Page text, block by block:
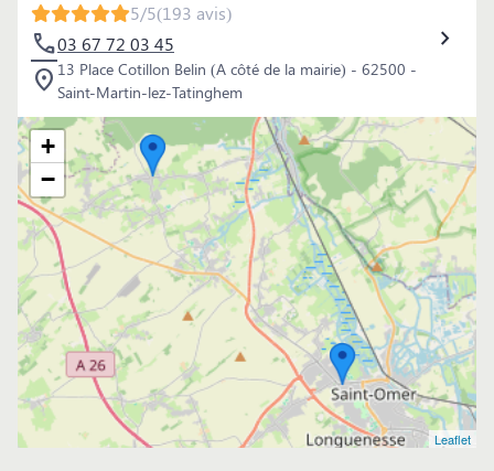
5/5(193 avis)
03 67 72 03 45
13 Place Cotillon Belin (A côté de la mairie) - 62500 -
Saint-Martin-lez-Tatinghem
+
−
Leaflet